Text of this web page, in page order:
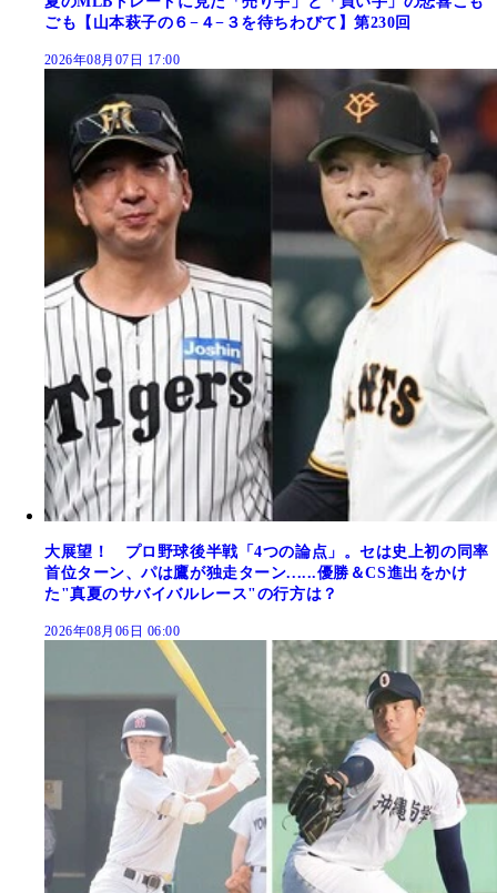
ごも【山本萩子の６−４−３を待ちわびて】第230回
2026年08月07日 17:00
大展望！ プロ野球後半戦「4つの論点」。セは史上初の同率
首位ターン、パは鷹が独走ターン......優勝＆CS進出をかけ
た"真夏のサバイバルレース"の行方は？
2026年08月06日 06:00